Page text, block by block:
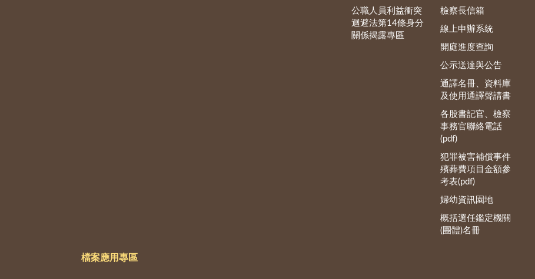
公職人員利益衝突
迴避法第14條身分
關係揭露專區
檢察長信箱
線上申辦系統
開庭進度查詢
公示送達與公告
通譯名冊、資料庫
及使用通譯聲請書
各股書記官、檢察
事務官聯絡電話
(pdf)
犯罪被害補償事件
殯葬費項目金額參
考表(pdf)
婦幼資訊園地
概括選任鑑定機關
(團體)名冊
檔案應用專區